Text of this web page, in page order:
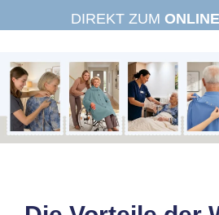
Inhalt
DIREKT ZUM